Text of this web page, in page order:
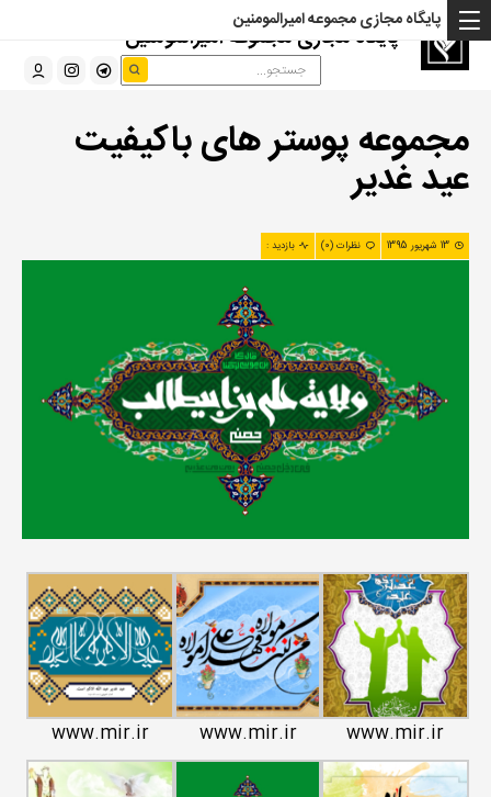
پایگاه مجازی مجموعه امیرالمومنین
پایگاه مجازی مجموعه امیرالمومنین
مجموعه پوستر های باکیفیت
عید غدیر
13 شهریور 1395 نظرات (0) بازدید :
www.mir.ir
www.mir.ir
www.mir.ir